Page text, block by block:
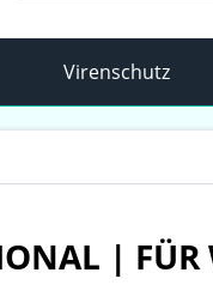
Virenschutz
|